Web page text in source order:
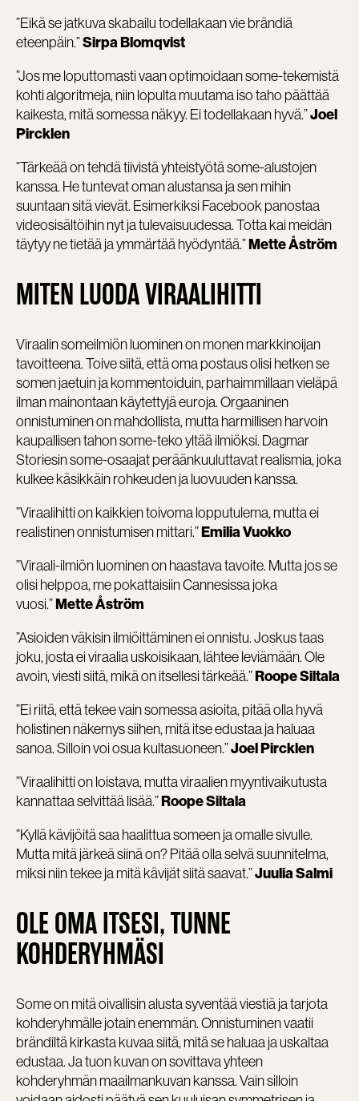
”Eikä se jatkuva skabailu todellakaan vie brändiä
eteenpäin.”Sirpa Blomqvist
”Jos me loputtomasti vaan optimoidaan some-tekemistä
kohti algoritmeja, niin lopulta muutama iso taho päättää
kaikesta, mitä somessa näkyy. Ei todellakaan hyvä.”Joel
Pircklen
”Tärkeää on tehdä tiivistä yhteistyötä some-alustojen
kanssa. He tuntevat oman alustansa ja sen mihin
suuntaan sitä vievät. Esimerkiksi Facebook panostaa
videosisältöihin nyt ja tulevaisuudessa. Totta kai meidän
täytyy ne tietää ja ymmärtää hyödyntää.”Mette Åström
MITEN LUODA VIRAALIHITTI
Viraalin someilmiön luominen on monen markkinoijan
tavoitteena. Toive siitä, että oma postaus olisi hetken se
somen jaetuin ja kommentoiduin, parhaimmillaan vieläpä
ilman mainontaan käytettyjä euroja. Orgaaninen
onnistuminen on mahdollista, mutta harmillisen harvoin
kaupallisen tahon some-teko yltää ilmiöksi. Dagmar
Storiesin some-osaajat peräänkuuluttavat realismia, joka
kulkee käsikkäin rohkeuden ja luovuuden kanssa.
”Viraalihitti on kaikkien toivoma lopputulema, mutta ei
realistinen onnistumisen mittari.”Emilia Vuokko
”Viraali-ilmiön luominen on haastava tavoite. Mutta jos se
olisi helppoa, me pokattaisiin Cannesissa joka
vuosi.”Mette Åström
”Asioiden väkisin ilmiöittäminen ei onnistu. Joskus taas
joku, josta ei viraalia uskoisikaan, lähtee leviämään. Ole
avoin, viesti siitä, mikä on itsellesi tärkeää.”Roope Siltala
”Ei riitä, että tekee vain somessa asioita, pitää olla hyvä
holistinen näkemys siihen, mitä itse edustaa ja haluaa
sanoa. Silloin voi osua kultasuoneen.”Joel Pircklen
”Viraalihitti on loistava, mutta viraalien myyntivaikutusta
kannattaa selvittää lisää.”Roope Siltala
”Kyllä kävijöitä saa haalittua someen ja omalle sivulle.
Mutta mitä järkeä siinä on? Pitää olla selvä suunnitelma,
miksi niin tekee ja mitä kävijät siitä saavat.”Juulia Salmi
OLE OMA ITSESI, TUNNE
KOHDERYHMÄSI
Some on mitä oivallisin alusta syventää viestiä ja tarjota
kohderyhmälle jotain enemmän. Onnistuminen vaatii
brändiltä kirkasta kuvaa siitä, mitä se haluaa ja uskaltaa
edustaa. Ja tuon kuvan on sovittava yhteen
kohderyhmän maailmankuvan kanssa. Vain silloin